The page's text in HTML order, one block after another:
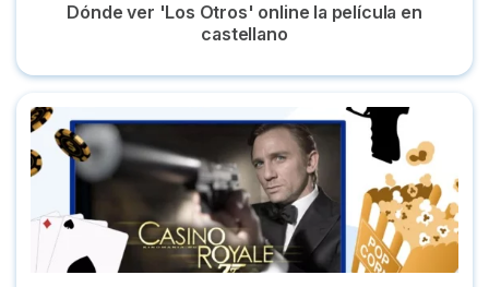
Dónde ver 'Los Otros' online la película en
castellano
Dónde ver 'Casino Royale' online película en español gratis